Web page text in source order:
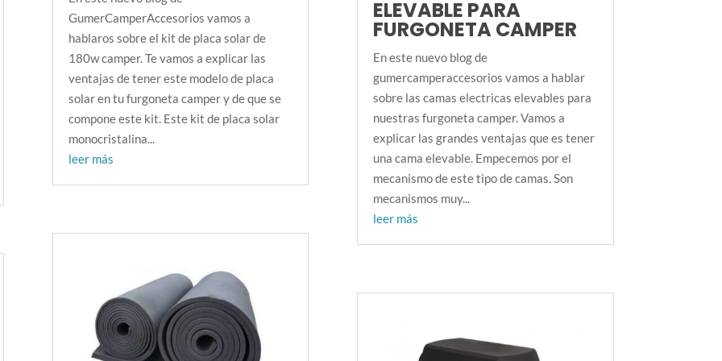
GumerCamperAccesorios vamos a
hablaros sobre el kit de placa solar de
180w camper. Te vamos a explicar las
ventajas de tener este modelo de placa
solar en tu furgoneta camper y de que se
compone este kit. Este kit de placa solar
monocristalina...
leer más
ELEVABLE PARA
FURGONETA CAMPER
En este nuevo blog de
gumercamperaccesorios vamos a hablar
sobre las camas electricas elevables para
nuestras furgoneta camper. Vamos a
explicar las grandes ventajas que es tener
una cama elevable. Empecemos por el
mecanismo de este tipo de camas. Son
mecanismos muy...
leer más